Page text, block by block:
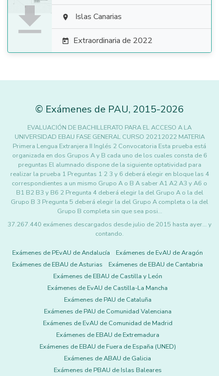
  Islas Canarias
 Extraordinaria de 2022
© Exámenes de PAU, 2015-2026
EVALUACIÓN DE BACHILLERATO PARA EL ACCESO A LA
UNIVERSIDAD EBAU FASE GENERAL CURSO 20212022 MATERIA
Primera Lengua Extranjera II Inglés 2 Convocatoria Esta prueba está
organizada en dos Grupos A y B cada uno de los cuales consta de 6
preguntas El alumnado dispone de la siguiente optatividad para
realizar la prueba 1 Preguntas 1 2 3 y 6 deberá elegir en bloque las 4
correspondientes a un mismo Grupo A o B A saber A1 A2 A3 y A6 o
B1 B2 B3 y B6 2 Pregunta 4 deberá elegir la del Grupo A o la del
Grupo B 3 Pregunta 5 deberá elegir la del Grupo A completa o la del
Grupo B completa sin que sea posi…
37.267.440 exámenes descargados desde julio de 2015 hasta ayer... y
contando.
Exámenes de PEvAU de Andalucía
Exámenes de EvAU de Aragón
Exámenes de EBAU de Asturias
Exámenes de EBAU de Cantabria
Exámenes de EBAU de Castilla y León
Exámenes de EvAU de Castilla-La Mancha
Exámenes de PAU de Cataluña
Exámenes de PAU de Comunidad Valenciana
Exámenes de EvAU de Comunidad de Madrid
Exámenes de EBAU de Extremadura
Exámenes de EBAU de Fuera de España (UNED)
Exámenes de ABAU de Galicia
Exámenes de PBAU de Islas Baleares